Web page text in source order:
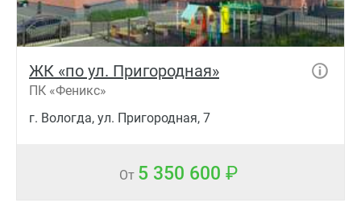
ЖК «по ул. Пригородная»
ПК «Феникс»
г. Вологда, ул. Пригородная, 7
От 5 350 600